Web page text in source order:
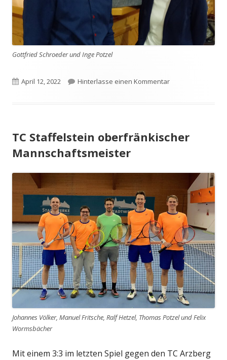
Gottfried Schroeder und Inge Potzel
Veröffentlicht
April 12, 2022 Hinterlasse einen Kommentarzu Rückschau auf
TC Staffelstein oberfränkischer
Mannschaftsmeister
Johannes Völker, Manuel Fritsche, Ralf Hetzel, Thomas Potzel und Felix
Wormsbächer
Mit einem 3:3 im letzten Spiel gegen den TC Arzberg